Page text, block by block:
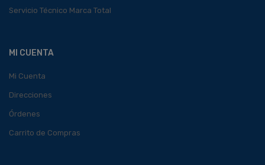
Servicio Técnico Marca Total
MI CUENTA
Mi Cuenta
Direcciones
Órdenes
Carrito de Compras